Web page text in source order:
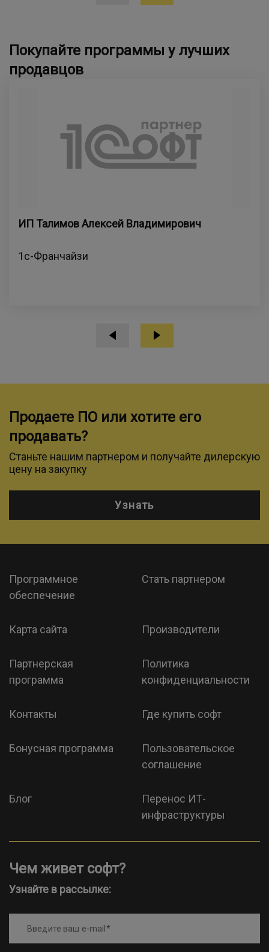
Покупайте программы у лучших
продавцов
ИП Талимов Алексей Владимирович
1с-Франчайзи
Продаете ПО или хотите его
продавать?
Станьте нашим партнером и получайте дилерскую
цену на закупку
Узнать
Программное
обеспечение
Стать партнером
Карта сайта Производители
Партнерская
программа
Политика
конфиденциальности
Контакты Где купить софт
Бонусная программа
Пользовательское
соглашение
Блог
Перенос ИТ-
инфраструктуры
Чем живет софт?
Узнайте в рассылке:
Введите ваш e-mail